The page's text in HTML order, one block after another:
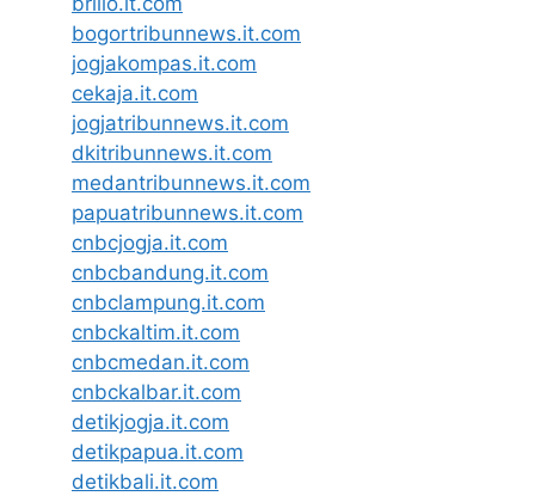
bogortribunnews.it.com
jogjakompas.it.com
cekaja.it.com
jogjatribunnews.it.com
dkitribunnews.it.com
medantribunnews.it.com
papuatribunnews.it.com
cnbcjogja.it.com
cnbcbandung.it.com
cnbclampung.it.com
cnbckaltim.it.com
cnbcmedan.it.com
cnbckalbar.it.com
detikjogja.it.com
detikpapua.it.com
detikbali.it.com